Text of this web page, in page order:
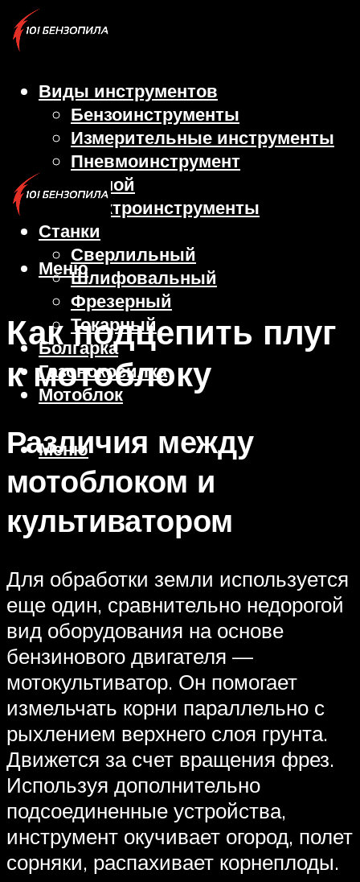
Виды инструментов
Бензоинструменты
Измерительные инструменты
Пневмоинструмент
Ручной
Электроинструменты
Станки
Сверлильный
Шлифовальный
Фрезерный
Токарный
Болгарка
Газонокосилка
Мотоблок
Меню
Меню
Как подцепить плуг
к мотоблоку
Различия между
мотоблоком и
культиватором
Для обработки земли используется
еще один, сравнительно недорогой
вид оборудования на основе
бензинового двигателя —
мотокультиватор. Он помогает
измельчать корни параллельно с
рыхлением верхнего слоя грунта.
Движется за счет вращения фрез.
Используя дополнительно
подсоединенные устройства,
инструмент окучивает огород, полет
сорняки, распахивает корнеплоды.